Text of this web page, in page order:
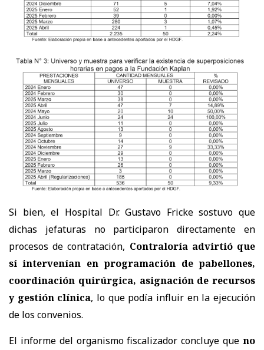
Si bien, el Hospital Dr. Gustavo Fricke sostuvo que
dichas jefaturas no participaron directamente en
procesos de contratación, Contraloría advirtió que
sí intervenían en programación de pabellones,
coordinación quirúrgica, asignación de recursos
y gestión clínica, lo que podía influir en la ejecución
de los convenios.
El informe del organismo fiscalizador concluye que no